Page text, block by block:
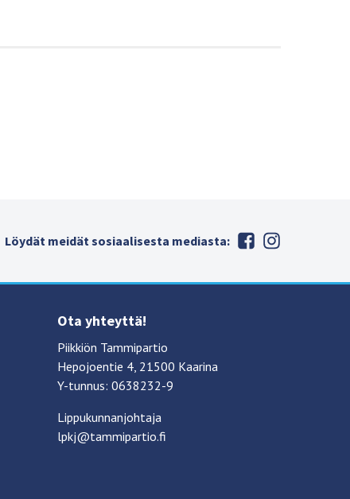
Löydät meidät sosiaalisesta mediasta:
Ota yhteyttä!
Piikkiön Tammipartio
Hepojoentie 4, 21500 Kaarina
Y-tunnus: 0638232-9
Lippukunnanjohtaja
lpkj@tammipartio.fi